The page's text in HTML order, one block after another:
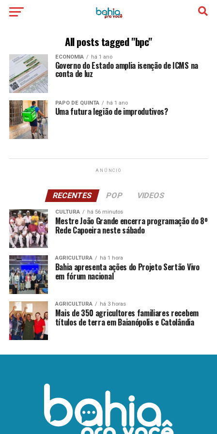
All posts tagged "bpc"
ECONOMIA há 1 ano
Governo do Estado amplia isenção de ICMS na
conta de luz
PAPO DE QUINTA há 1 ano
Uma futura legião de improdutivos?
ANÚNCIO
RECENTES POP VIDEOS
CULTURA há 56 minutos
Mestre João Grande encerra programação do 8º
Rede Capoeira neste sábado
AGRICULTURA há 1 hora
Bahia apresenta ações do Projeto Sertão Vivo
em fórum nacional
AGRICULTURA há 3 horas
Mais de 350 agricultores familiares recebem
títulos de terra em Baianópolis e Catolândia